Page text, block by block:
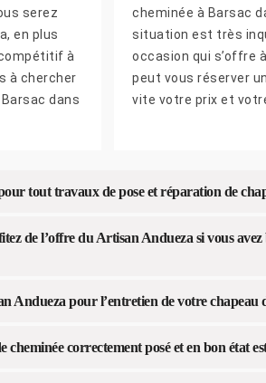
serez
en plus
à
à chercher
dans
cheminée à Barsac
situation est très
occasion qui s’offre
peut vous réserver
vite votre prix et
tout travaux de pose et réparation de
de l’offre du Artisan Andueza si vous avez
Andueza pour l’entretien de votre chapeau
correctement posé et en bon état